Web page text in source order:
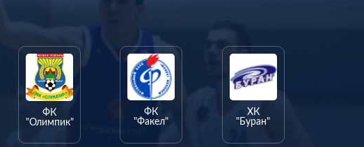
ФК
"Олимпик"
ФК
"Факел"
ХК
"Буран"